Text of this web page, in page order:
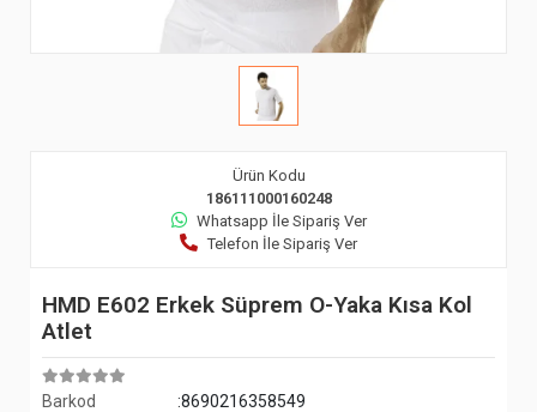
Ürün Kodu
186111000160248
Whatsapp İle Sipariş Ver
Telefon İle Sipariş Ver
HMD E602 Erkek Süprem O-Yaka Kısa Kol
Atlet
Barkod
:8690216358549